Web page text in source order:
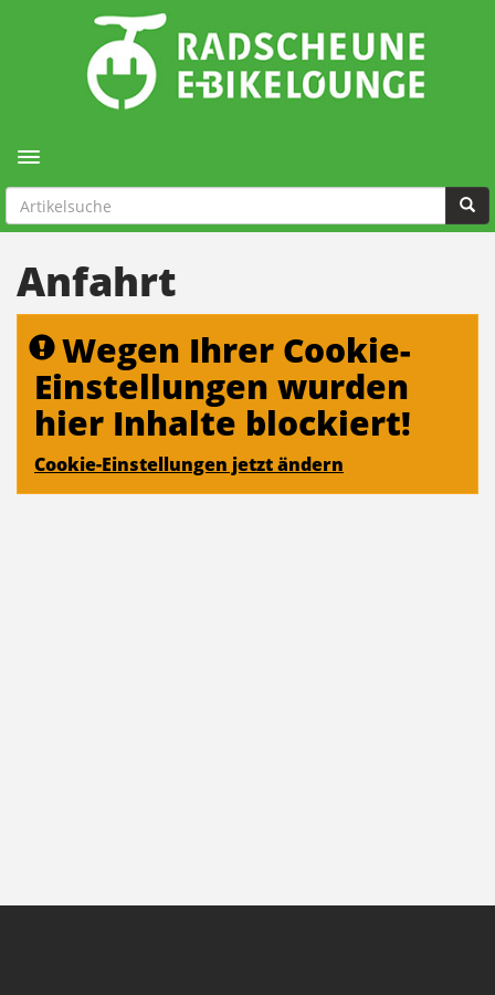
Toggle navigation
Anfahrt
Wegen Ihrer Cookie-
Einstellungen wurden
hier Inhalte blockiert!
Cookie-Einstellungen jetzt ändern